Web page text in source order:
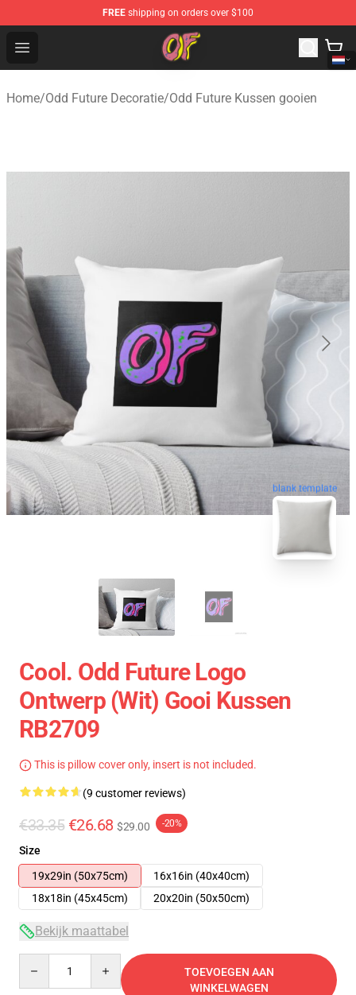
FREE shipping on orders over $100
Open menu
Odd Future Shop - Official Odd Future Merchandise Store
Home/Odd Future Decoratie/Odd Future Kussen gooien
blank template
Cool. Odd Future Logo
Ontwerp (wit) Gooi Kussen
RB2709
This is pillow cover only, insert is not included.
(9 customer reviews)
€33.35 €26.68 $29.00 -20%
Size
19x29in (50x75cm)
16x16in (40x40cm)
18x18in (45x45cm)
20x20in (50x50cm)
Bekijk maattabel
TOEVOEGEN AAN
WINKELWAGEN